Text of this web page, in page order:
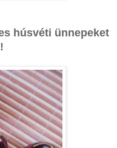
húsvéti ünnepeket